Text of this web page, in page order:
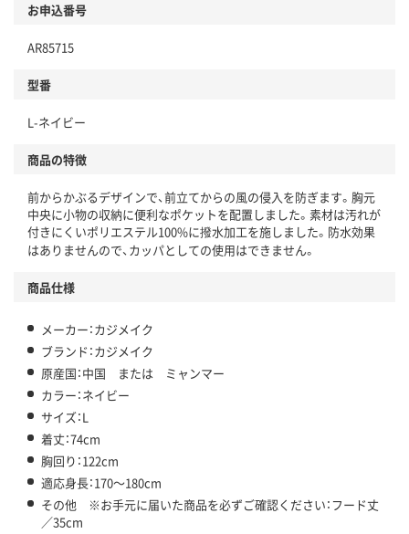
お申込番号
AR85715
型番
L-ネイビー
商品の特徴
前からかぶるデザインで、前立てからの風の侵入を防ぎます。胸元
中央に小物の収納に便利なポケットを配置しました。素材は汚れが
付きにくいポリエステル100%に撥水加工を施しました。防水効果
はありませんので、カッパとしての使用はできません。
商品仕様
メーカー：カジメイク
ブランド：カジメイク
原産国：中国 または ミャンマー
カラー：ネイビー
サイズ：L
着丈：74cm
胸回り：122cm
適応身長：170～180cm
その他 ※お手元に届いた商品を必ずご確認ください：フード丈
／35cm